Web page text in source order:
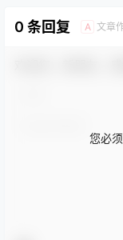
0 条回复 A 文章
您必